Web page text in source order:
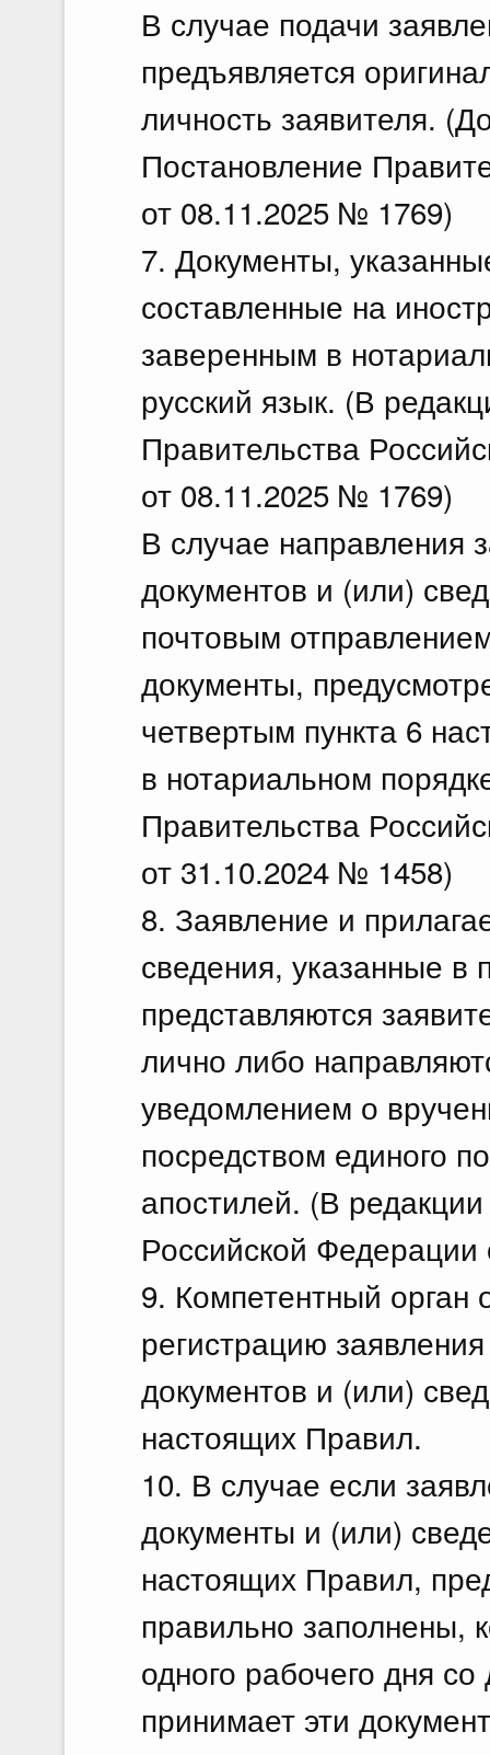
В случае подачи
предъявляется
личность заявителя.
Постановление
от 08.11.2025 № 1769)
7. Документы,
составленные на
заверенным в
русский язык. (В
Правительства
от 08.11.2025 № 1769)
В случае направления
документов и (или)
почтовым
документы,
четвертым пункта 6
в нотариальном
Правительства
от 31.10.2024 № 1458)
8. Заявление и
сведения, указанные в
представляются
лично либо
уведомлением о
посредством единого
апостилей. (В
Российской
9. Компетентный орган
регистрацию
документов и (или)
настоящих Правил.
10. В случае если
документы и (или)
настоящих Правил,
правильно заполнены,
одного рабочего дня
принимает эти